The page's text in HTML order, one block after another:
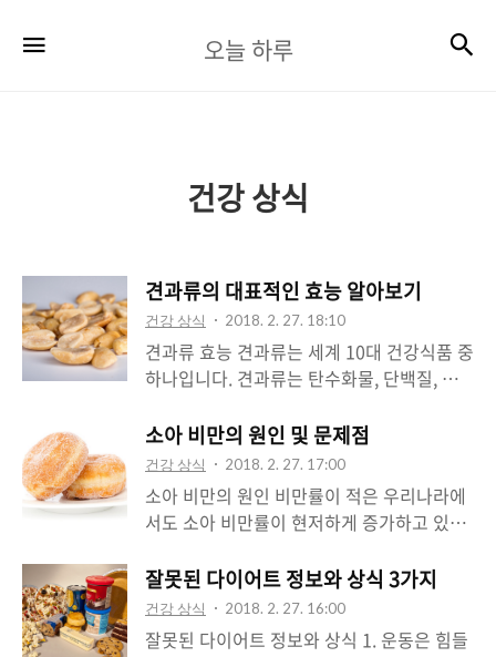
늘
오늘 하루
건강 상식
견과류의 대표적인 효능 알아보기
건강 상식 2018. 2. 27. 18:10
견과류 효능 견과류는 세계 10대 건강식품 중
하나입니다. 견과류는 탄수화물, 단백질, 비
품입니다. 견과류에 함유된 지방의 대부분은
건강에 이로운 불포화지방입니다. 우리 몸의
뇌는 몸이 사용하는 에너지의 20%를 소모하
므로 영양을 충분히 섭취하지 않으면 뇌 기능
이 약화되고 맙니다. 뇌 건강에 도움이 되는
식품에는 불포화지방산이 함유된 식품이 좋
습니다.하루에 적정량의 견과류를 섭취하면
건강에 도움이 됩니다. 다만 지방 함량이 많
아서 오래 보관하면 냄새와 맛이 나빠질 수
소아 비만의 원인 및 문제점
건강 상식 2018. 2. 27. 17:00
소아 비만의 원인 비만률이 적은 우리나라에
서도 소아 비만률이 현저하게 증가하고 있다
직결되는 문제이지만 많은 부모들은 '키가 크
면 괜찮아지겠지'라며 크게 개의치 않은 경우
를 매우 흔하게 볼 수 있습니다. 소아아비만
잘못된 다이어트 정보와 상식 3가지
건강 상식 2018. 2. 27. 16:00
잘못된 다이어트 정보와 상식 1. 운동은 힘들